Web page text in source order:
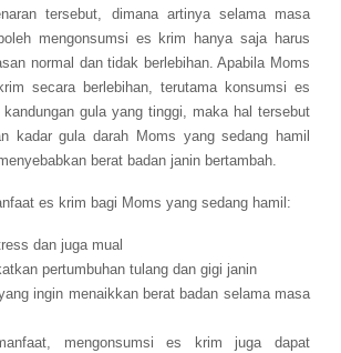
tersebut, dimana artinya selama masa
mengonsumsi es krim hanya saja harus
normal dan tidak berlebihan. Apabila Moms
secara berlebihan, terutama konsumsi es
gula yang tinggi, maka hal tersebut
kadar gula darah Moms yang sedang hamil
berat badan janin bertambah.
es krim bagi Moms yang sedang hamil:
dan juga mual
pertumbuhan tulang dan gigi janin
ingin menaikkan berat badan selama masa
mengonsumsi es krim juga dapat